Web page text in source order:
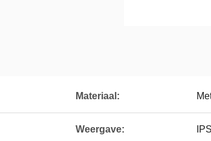
Materiaal:
Weergave: